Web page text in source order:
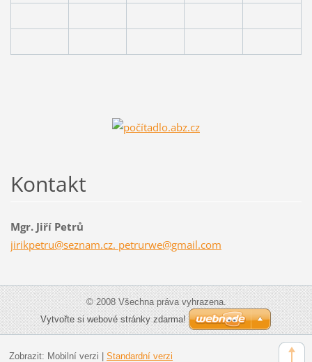
Kontakt
Mgr. Jiří Petrů
jirikpetru@seznam.cz. petrurwe@gmail.com
© 2008 Všechna práva vyhrazena.
Vytvořte si webové stránky zdarma!
Zobrazit: Mobilní verzi | Standardní verzi